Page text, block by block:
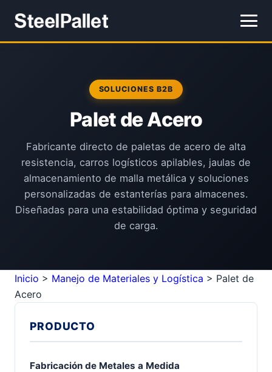
SOLUCIONES B2B
Palet de Acero
Fabricante directo de paletas de acero de alta
resistencia, carros logísticos apilables, jaulas de
almacenamiento de malla metálica y soluciones
personalizadas de estanterías para almacenes.
Diseñadas para una estabilidad óptima y seguridad
de carga.
Inicio > Manejo de Materiales y Logística > Palet de
Acero
PRODUCTO
Fabricación de Metales a Medida